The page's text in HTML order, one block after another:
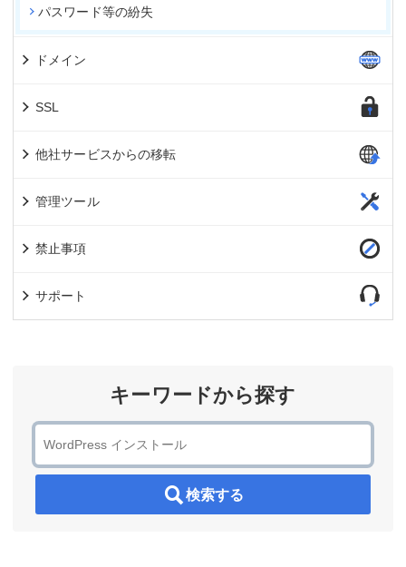
パスワード等の紛失
ドメイン
SSL
他社サービスからの移転
管理ツール
禁止事項
サポート
キーワードから探す
検索する